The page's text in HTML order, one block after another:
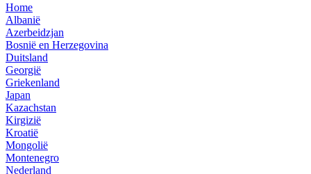
Home
Albanië
Azerbeidzjan
Bosnië en Herzegovina
Duitsland
Georgië
Griekenland
Japan
Kazachstan
Kirgizië
Kroatië
Mongolië
Montenegro
Nederland